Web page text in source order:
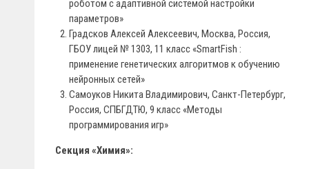
роботом с адаптивной системой настройки
параметров»
Градсков Алексей Алексеевич, Москва, Россия,
ГБОУ лицей № 1303, 11 класс «SmartFish :
применение генетических алгоритмов к обучению
нейронных сетей»
Самоуков Никита Владимирович, Санкт-Петербург,
Россия, СПБГДТЮ, 9 класс «Методы
программирования игр»
Секция «Химия»: